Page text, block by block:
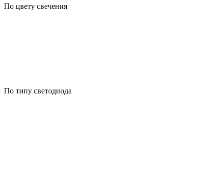
По цвету свечения
По типу светодиода